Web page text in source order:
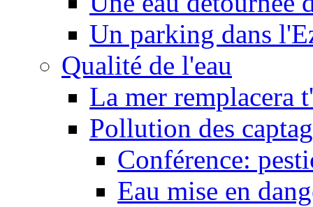
Un parking dans
Qualité de l'eau
La mer remplacera
Pollution des
Conférence:
Eau mise en